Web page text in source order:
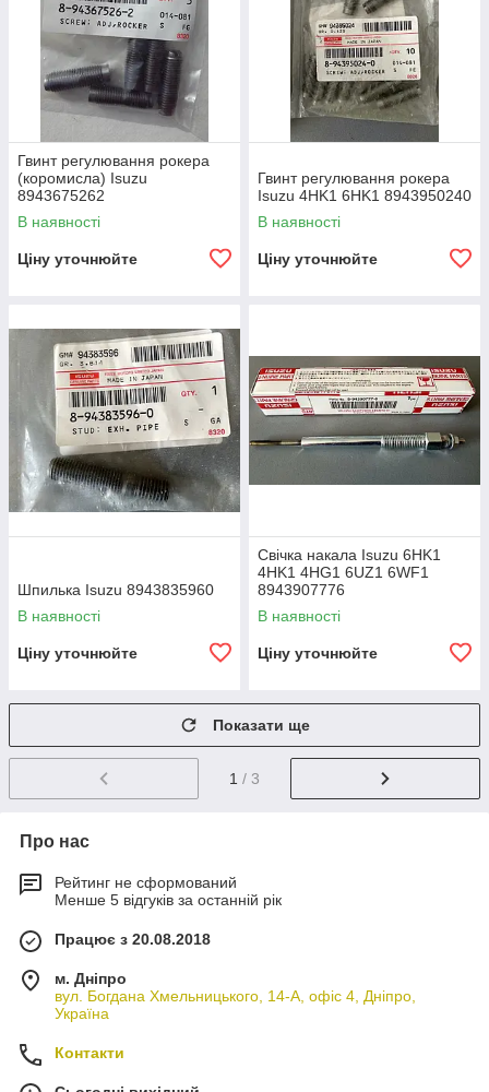
Гвинт регулювання рокера
(коромисла) Isuzu
8943675262
В наявності
Ціну уточнюйте
Гвинт регулювання рокера
Isuzu 4HK1 6HK1 8943950240
В наявності
Ціну уточнюйте
Шпилька Isuzu 8943835960
В наявності
Ціну уточнюйте
Свічка накала Isuzu 6HK1
4HK1 4HG1 6UZ1 6WF1
8943907776
В наявності
Ціну уточнюйте
Показати ще
1 / 3
Про нас
Рейтинг не сформований
Менше 5 відгуків за останній рік
Працює з 20.08.2018
м. Дніпро
вул. Богдана Хмельницького, 14-А, офіс 4, Дніпро,
Україна
Контакти